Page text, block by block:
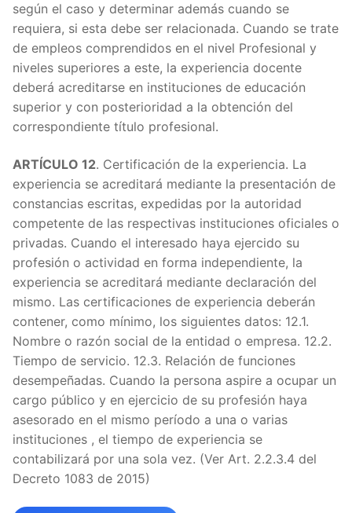
según el caso y determinar además cuando se
requiera, si esta debe ser relacionada. Cuando se trate
de empleos comprendidos en el nivel Profesional y
niveles superiores a este, la experiencia docente
deberá acreditarse en instituciones de educación
superior y con posterioridad a la obtención del
correspondiente título profesional.
ARTÍCULO 12. Certificación de la experiencia. La
experiencia se acreditará mediante la presentación de
constancias escritas, expedidas por la autoridad
competente de las respectivas instituciones oficiales o
privadas. Cuando el interesado haya ejercido su
profesión o actividad en forma independiente, la
experiencia se acreditará mediante declaración del
mismo. Las certificaciones de experiencia deberán
contener, como mínimo, los siguientes datos: 12.1.
Nombre o razón social de la entidad o empresa. 12.2.
Tiempo de servicio. 12.3. Relación de funciones
desempeñadas. Cuando la persona aspire a ocupar un
cargo público y en ejercicio de su profesión haya
asesorado en el mismo período a una o varias
instituciones , el tiempo de experiencia se
contabilizará por una sola vez. (Ver Art. 2.2.3.4 del
Decreto 1083 de 2015)